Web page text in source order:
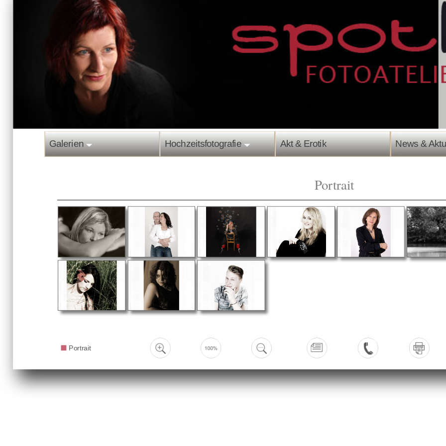
Galerien Hochzeitsfotografie Akt & Erotik News &
Portrait